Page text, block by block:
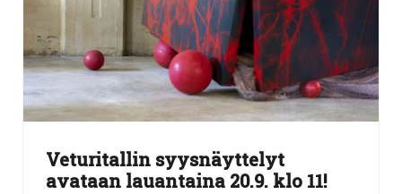
Veturitallin syysnäyttelyt
avataan lauantaina 20.9. klo 11!